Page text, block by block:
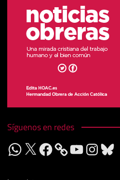
Síguenos en redes
WhatsApp
X Facebook YouTubeInstagram
Bluesky